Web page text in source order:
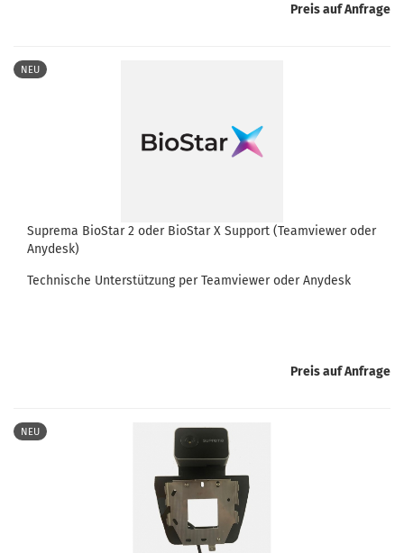
Preis auf Anfrage
NEU
Suprema BioStar 2 oder BioStar X Support (Teamviewer oder
Anydesk)
Technische Unterstützung per Teamviewer oder Anydesk
Preis auf Anfrage
NEU